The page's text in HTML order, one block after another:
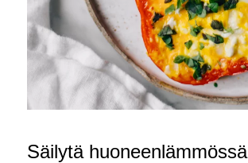
Säilytä huoneenlämmössä